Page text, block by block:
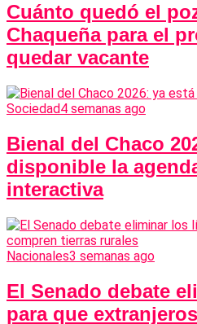
Cuánto quedó el
Chaqueña para el
quedar vacante
Sociedad4 semanas ago
Bienal del Chaco
disponible la
interactiva
Nacionales3 semanas ago
El Senado debate
para que